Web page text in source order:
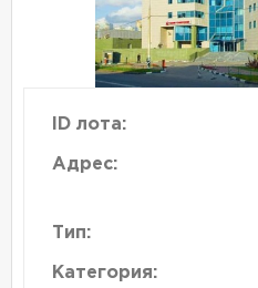
ID лота:
Адрес:
Тип:
Категория: